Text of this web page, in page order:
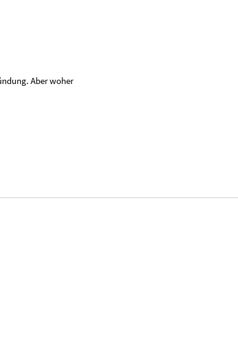
Aber woher